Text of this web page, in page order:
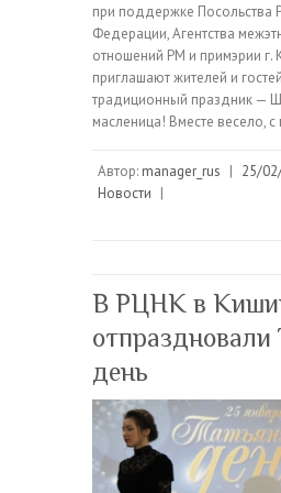
при поддержке Посольства
Федерации, Агентства
отношений РМ и примэрии г.
приглашают жителей и
традиционный праздник —
масленица! Вместе весело,
Автор: manager_rus | 25/
Новости |
В РЦНК в
отпраздновали
день